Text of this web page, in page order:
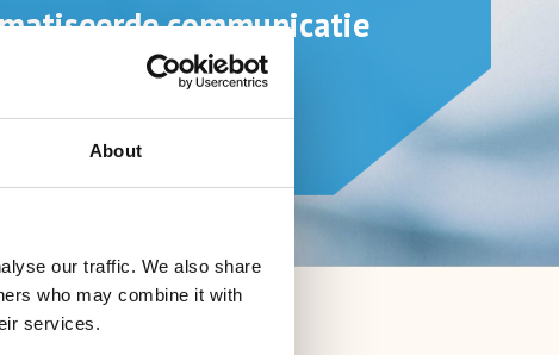
About
our traffic. We also share
who may combine it with
services.
communicatie